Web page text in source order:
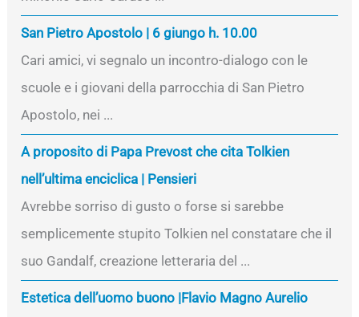
San Pietro Apostolo | 6 giungo h. 10.00
Cari amici, vi segnalo un incontro-dialogo con le
scuole e i giovani della parrocchia di San Pietro
Apostolo, nei ...
A proposito di Papa Prevost che cita Tolkien
nell’ultima enciclica | Pensieri
Avrebbe sorriso di gusto o forse si sarebbe
semplicemente stupito Tolkien nel constatare che il
suo Gandalf, creazione letteraria del ...
Estetica dell’uomo buono |Flavio Magno Aurelio